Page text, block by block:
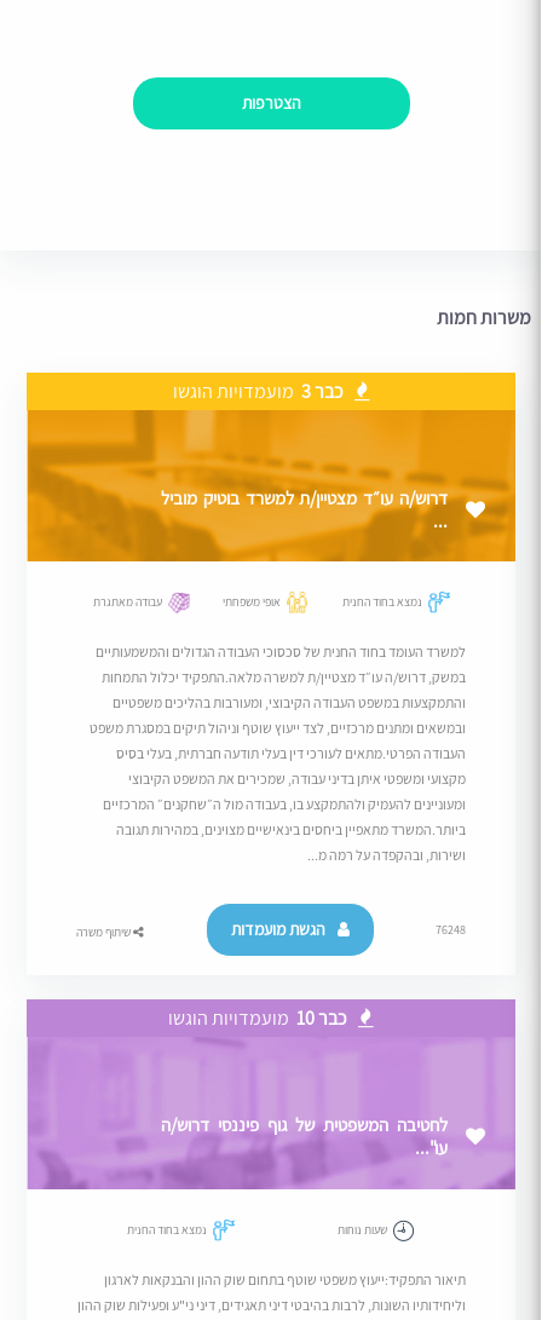
הצטרפות
משרות חמות
כבר 3 מועמדויות הוגשו
דרוש/ה עו״ד מצטיין/ת למשרד בוטיק מוביל
...
נמצא בחוד החנית אופי משפחתי עבודה מאתגרת
למשרד העומד בחוד החנית של סכסוכי העבודה הגדולים והמשמעותיים
במשק, דרוש/ה עו״ד מצטיין/ת למשרה מלאה.התפקיד יכלול התמחות
והתמקצעות במשפט העבודה הקיבוצי, ומעורבות בהליכים משפטיים
ובמשאים ומתנים מרכזיים, לצד ייעוץ שוטף וניהול תיקים במסגרת משפט
העבודה הפרטי.מתאים לעורכי דין בעלי תודעה חברתית, בעלי בסיס
מקצועי ומשפטי איתן בדיני עבודה, שמכירים את המשפט הקיבוצי
ומעוניינים להעמיק ולהתמקצע בו, בעבודה מול ה״שחקנים״ המרכזיים
ביותר.המשרד מתאפיין ביחסים בינאישיים מצוינים, במהירות תגובה
ושירות, ובהקפדה על רמה מ...
76248 הגשת מועמדות שיתוף משרה
כבר 10 מועמדויות הוגשו
לחטיבה המשפטית של גוף פיננסי דרוש/ה
עו"...
שעות נוחות נמצא בחוד החנית
תיאור התפקיד:ייעוץ משפטי שוטף בתחום שוק ההון והבנקאות לארגון
וליחידותיו השונות, לרבות בהיבטי דיני תאגידים, דיני ני"ע ופעילות שוק ההון